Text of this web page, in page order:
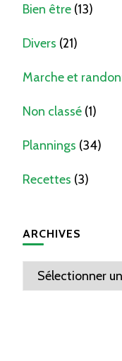
Bien être (13)
Divers (21)
Marche et
Non classé (1)
Plannings (34)
Recettes (3)
ARCHIVES
Archives